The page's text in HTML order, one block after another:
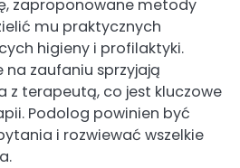
zaproponowane metody
mu praktycznych
higieny i profilaktyki.
zaufaniu sprzyjają
z terapeutą, co jest kluczowe
Podolog powinien być
i rozwiewać wszelkie